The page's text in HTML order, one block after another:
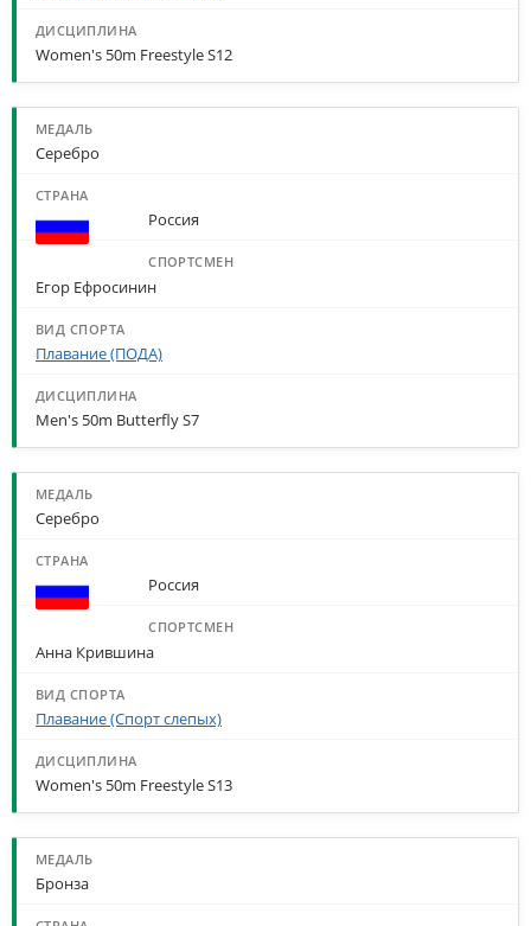
Women's 50m Freestyle S12
Серебро
Россия
Егор Ефросинин
Плавание (ПОДА)
Men's 50m Butterfly S7
Серебро
Россия
Анна Крившина
Плавание (Спорт слепых)
Women's 50m Freestyle S13
Бронза